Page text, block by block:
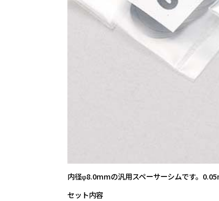
内径φ8.0mmの汎用スペーサーシムです。
セット内容